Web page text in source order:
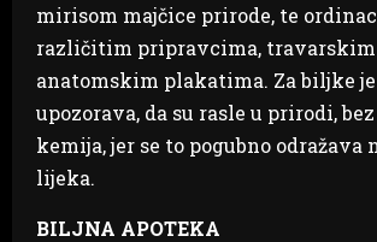
mirisom majčice prirode, te
različitim pripravcima,
anatomskim plakatima. Za biljke
upozorava, da su rasle u prirodi,
kemija, jer se to pogubno
lijeka.
BILJNA APOTEKA